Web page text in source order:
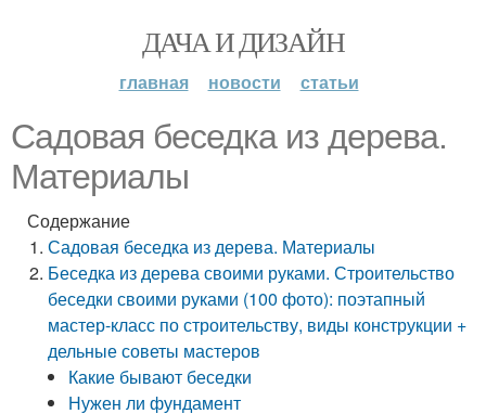
ДАЧА И ДИЗАЙН
главная новости статьи
Садовая беседка из дерева.
Материалы
Содержание
Садовая беседка из дерева. Материалы
Беседка из дерева своими руками. Строительство
беседки своими руками (100 фото): поэтапный
мастер-класс по строительству, виды конструкции +
дельные советы мастеров
Какие бывают беседки
Нужен ли фундамент